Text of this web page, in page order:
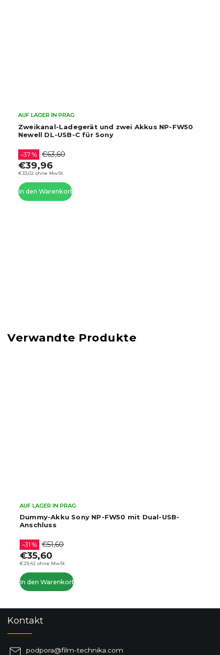
Zweikanal-Ladegerät und zwei Akkus NP-FW50
Newell DL-USB-C für Sony
AUF LAGER IN PRAG
€33,02 ohne MwSt.
–37 % €63,60
€39,96
In den Warenkorb
Verwandte Produkte
Dummy-Akku Sony NP-FW50 mit Dual-USB-
Anschluss
AUF LAGER IN PRAG
€29,42 ohne MwSt.
–31 % €51,60
€35,60
In den Warenkorb
Kontakt
podpora@film-technika.com